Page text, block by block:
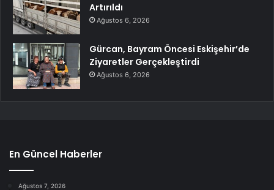
Artırıldı
Ağustos 6, 2026
Gürcan, Bayram Öncesi Eskişehir’de
Ziyaretler Gerçekleştirdi
Ağustos 6, 2026
En Güncel Haberler
Ağustos 7, 2026